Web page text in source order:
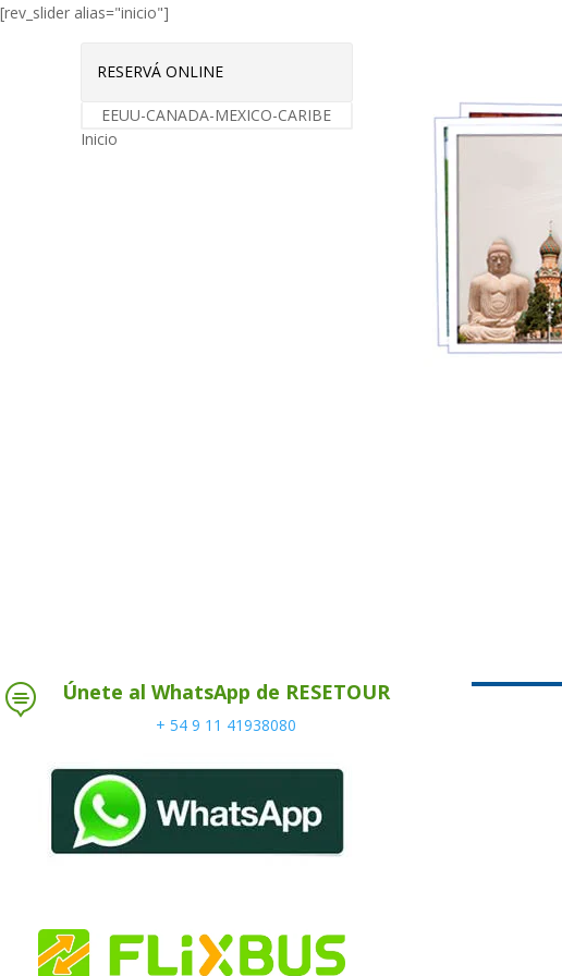
[rev_slider alias="inicio"]
RESERVÁ ONLINE
EEUU-CANADA-MEXICO-CARIBE
Inicio
 Únete al WhatsApp de RESETOUR
+ 54 9 11 41938080